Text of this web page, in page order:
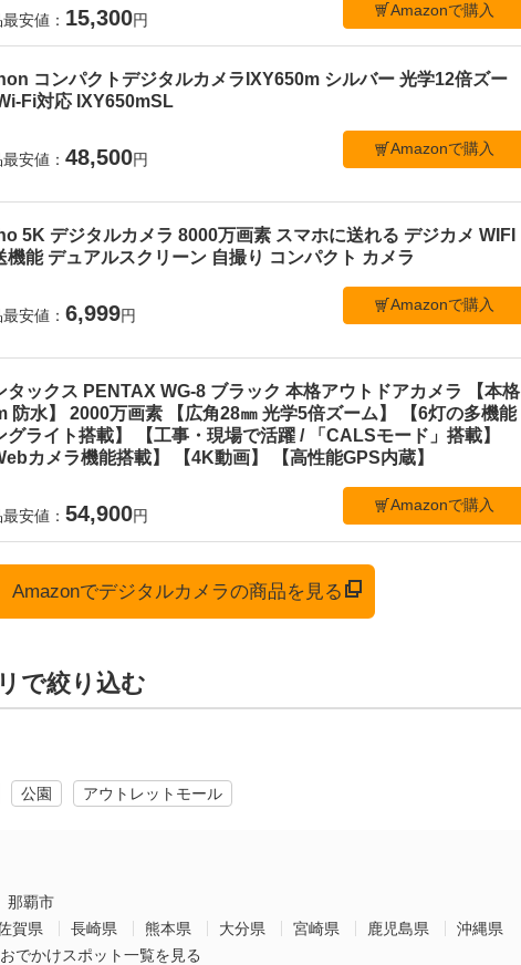
安値： 15,300円
Amazonで購入
コンパクトデジタルカメラIXY650m シルバー 光学12倍ズー
Fi対応 IXY650mSL
安値： 48,500円
Amazonで購入
5K デジタルカメラ 8000万画素 スマホに送れる デジカメ WIFI
機能 デュアルスクリーン 自撮り コンパクト カメラ
安値： 6,999円
Amazonで購入
タックス PENTAX WG-8 ブラック 本格アウトドアカメラ 【本格
防水】 2000万画素 【広角28㎜ 光学5倍ズーム】 【6灯の多機能
グライト搭載】 【工事・現場で活躍 / 「CALSモード」搭載】
カメラ機能搭載】 【4K動画】 【高性能GPS内蔵】
安値： 54,900円
Amazonで購入
Amazonでデジタルカメラの商品を見る
で絞り込む
公園 アウトレットモール
那覇市
賀県 長崎県 熊本県 大分県 宮崎県 鹿児島県
沖縄県
でかけスポット一覧を見る